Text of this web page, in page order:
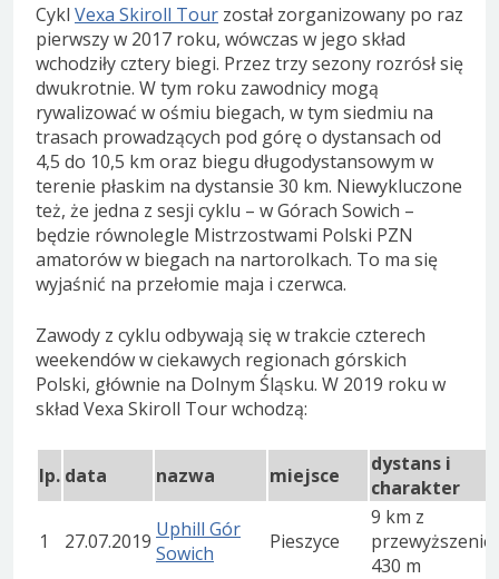
Cykl Vexa Skiroll Tour został zorganizowany po raz
pierwszy w 2017 roku, wówczas w jego skład
wchodziły cztery biegi. Przez trzy sezony rozrósł się
dwukrotnie. W tym roku zawodnicy mogą
rywalizować w ośmiu biegach, w tym siedmiu na
trasach prowadzących pod górę o dystansach od
4,5 do 10,5 km oraz biegu długodystansowym w
terenie płaskim na dystansie 30 km. Niewykluczone
też, że jedna z sesji cyklu – w Górach Sowich –
będzie równolegle Mistrzostwami Polski PZN
amatorów w biegach na nartorolkach. To ma się
wyjaśnić na przełomie maja i czerwca.
Zawody z cyklu odbywają się w trakcie czterech
weekendów w ciekawych regionach górskich
Polski, głównie na Dolnym Śląsku. W 2019 roku w
skład Vexa Skiroll Tour wchodzą:
lp. data nazwa miejsce
dystans i
charakter
1 27.07.2019 Uphill Gór
Sowich
Pieszyce
9 km z
430 m